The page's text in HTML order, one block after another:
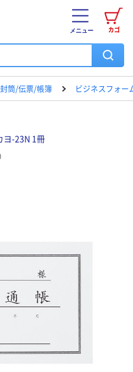
カゴ
メニュー
封筒/伝票/帳簿 ビジネスフォー
ヨ-23N 1冊